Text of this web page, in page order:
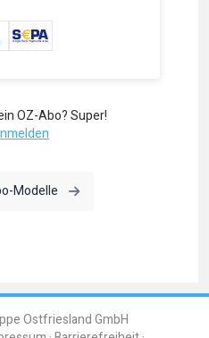
OZ-Abo? Super!
Modelle
Ostfriesland GmbH